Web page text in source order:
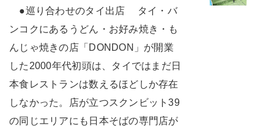
●巡り合わせのタイ出店 タイ・バ
ンコクにあるうどん・お好み焼き・も
んじゃ焼きの店「DONDON」が開業
した2000年代初頭は、タイではまだ日
本食レストランは数えるほどしか存在
しなかった。店が立つスクンビット39
の同じエリアにも日本そばの専門店が